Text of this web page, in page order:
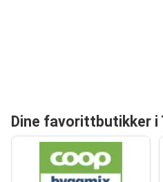
Dine favorittbutikker i